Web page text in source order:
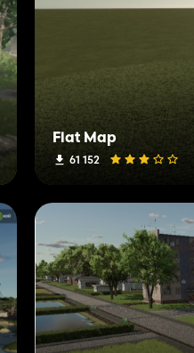
Flat Map
61 152